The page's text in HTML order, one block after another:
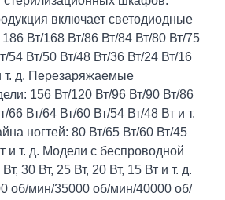
включает светодиодные
Вт/168 Вт/86 Вт/84 Вт/80 Вт/75
54 Вт/50 Вт/48 Вт/36 Вт/24 Вт/16
т. д. Перезаряжаемые
156 Вт/120 Вт/96 Вт/90 Вт/86
66 Вт/64 Вт/60 Вт/54 Вт/48 Вт и т.
ногтей: 80 Вт/65 Вт/60 Вт/45
и т. д. Модели с беспроводной
30 Вт, 25 Вт, 20 Вт, 15 Вт и т. д.
об/мин/35000 об/мин/40000 об/